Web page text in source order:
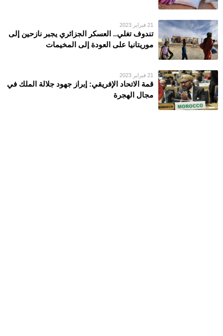
21 فبراير 2023
تندوف تغلي.. العسكر الجزائري يجبر نازحين إلى
موريتانيا على العودة إلى المخيمات
21 فبراير 2023
قمة الاتحاد الإفريقي: إبراز جهود جلالة الملك في
مجال الهجرة